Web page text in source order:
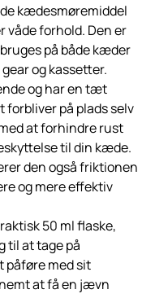
kædesmøremiddel
våde forhold. Den er
på både kæder
og kassetter.
og har en tæt
forbliver på plads selv
at forhindre rust
til din kæde.
den også friktionen
og mere effektiv
50 ml flaske,
til at tage på
påføre med sit
at få en jævn